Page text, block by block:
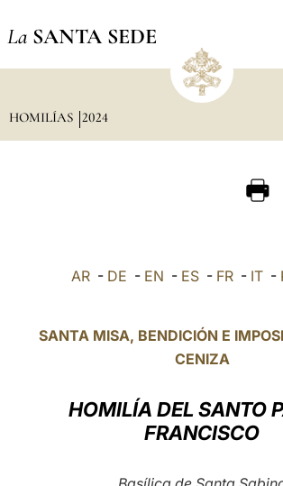
La SANTA SEDE
HOMILÍAS 2024
AR - DE - EN - ES - FR - IT -
SANTA MISA, BENDICIÓN E
CENIZA
HOMILÍA DEL SANTO
FRANCISCO